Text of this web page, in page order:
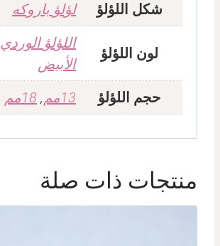
شكل اللؤلؤ
لؤلؤ باروكه
لون اللؤلؤ
اللؤلؤ الوردي
الأبيض
حجم اللؤلؤ
13مم , 18مم
منتجات ذات صلة